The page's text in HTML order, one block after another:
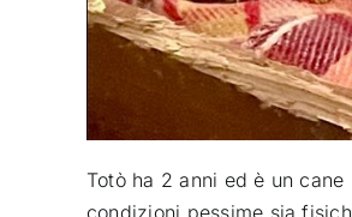
Totò ha 2 anni ed è un
condizioni pessime sia